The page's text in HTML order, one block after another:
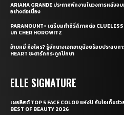
ARIANA GRANDE ประกาศพักงานในวงการหลังจ
อย่างต่อเนื่อง
PARAMOUNT+ เตรียมทำซีรี่ส์ภาคต่อ
บท CHER HOROWITZ
อ้ายหมี่ คือใคร? รู้จักนางเอกอายุน้อยร้อยประสบก
HEART ชะตารักกระดูกปักษา
ELLE SIGNATURE
เผยลิสต์ TOP 5 FACE COLOR แห่งปี กับไอเท็ม
BEST OF BEAUTY 2026